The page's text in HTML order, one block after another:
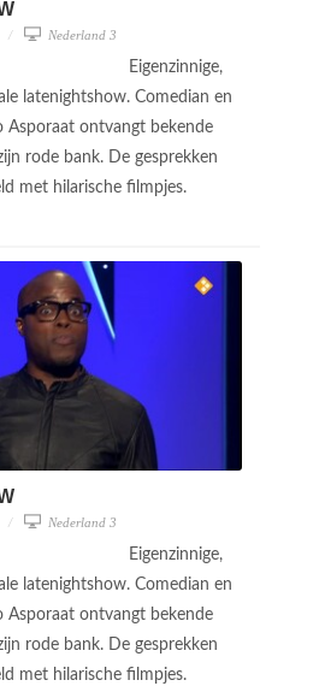
Nederland 3
Eigenzinnige,
latenightshow. Comedian en
Asporaat ontvangt bekende
rode bank. De gesprekken
met hilarische filmpjes.
Nederland 3
Eigenzinnige,
latenightshow. Comedian en
Asporaat ontvangt bekende
rode bank. De gesprekken
met hilarische filmpjes.